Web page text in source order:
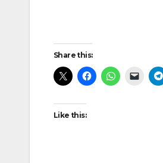
Post
navigation
Share this:
Like this: